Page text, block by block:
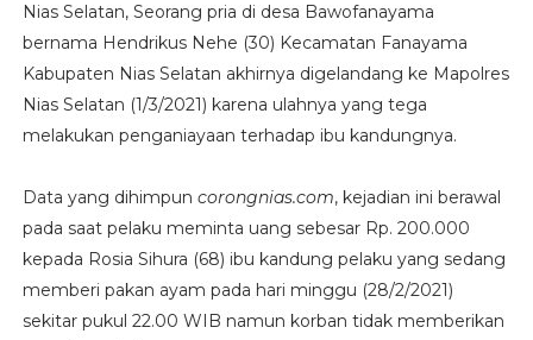
Nias Selatan, Seorang pria di desa Bawofanayama
bernama Hendrikus Nehe (30) Kecamatan Fanayama
Kabupaten Nias Selatan akhirnya digelandang ke Mapolres
Nias Selatan (1/3/2021) karena ulahnya yang tega
melakukan penganiayaan terhadap ibu kandungnya.
Data yang dihimpun corongnias.com, kejadian ini berawal
pada saat pelaku meminta uang sebesar Rp. 200.000
kepada Rosia Sihura (68) ibu kandung pelaku yang sedang
memberi pakan ayam pada hari minggu (28/2/2021)
sekitar pukul 22.00 WIB namun korban tidak memberikan